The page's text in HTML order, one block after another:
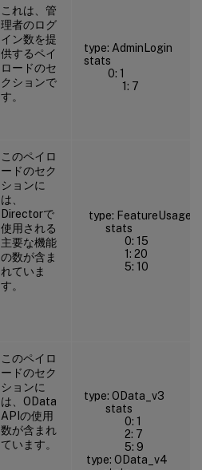
これは、管
理者のログ
イン数を提
供するペイ
ロードのセ
クションで
す。
type: AdminLogin
stats
0: 1
1: 7
このペイロ
ードのセク
ションに
は、
Directorで
使用される
主要な機能
の数が含ま
れていま
す。
type: FeatureUsage
stats
0: 15
1: 20
5: 10
このペイロ
ードのセク
ションに
は、OData
APIの使用
数が含まれ
ています。
type: OData_v3
stats
0: 1
2: 7
5: 9
type: OData_v4